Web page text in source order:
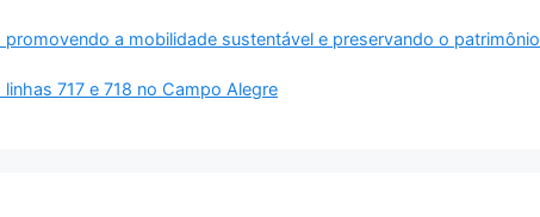
promovendo a mobilidade sustentável e preservando o patrimônio
717 e 718 no Campo Alegre